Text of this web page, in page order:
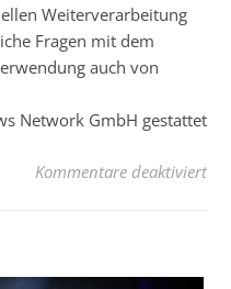
Weiterverarbeitung
Fragen mit dem
auch von
Network GmbH gestattet
Kommentare deaktiviertfür